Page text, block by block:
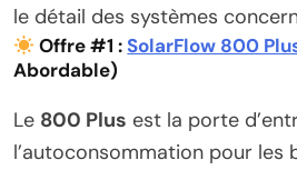
le détail des systèmes
Offre #1 : SolarFlow 800
Abordable)
Le 800 Plus est la porte
l’autoconsommation pour les